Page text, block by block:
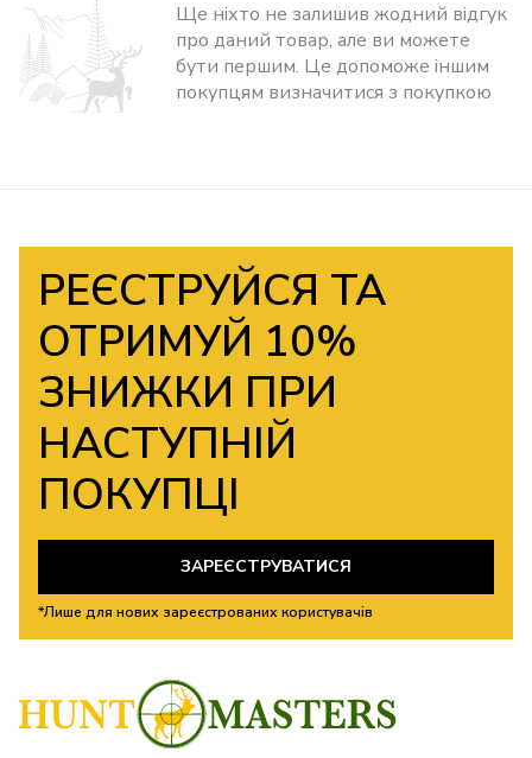
Ще ніхто не залишив жодний відгук
про даний товар, але ви можете
бути першим. Це допоможе іншим
покупцям визначитися з покупкою
РЕЄСТРУЙСЯ ТА
ОТРИМУЙ 10%
ЗНИЖКИ ПРИ
НАСТУПНІЙ
ПОКУПЦІ
ЗАРЕЄСТРУВАТИСЯ
*Лише для нових зареєстрованих користувачів